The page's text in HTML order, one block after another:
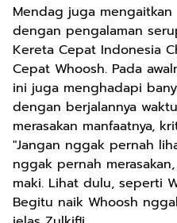
Mendag juga
dengan pengalaman
Kereta Cepat Indonesia
Cepat Whoosh. Pada
ini juga menghadapi
dengan berjalannya
merasakan manfaatnya,
"Jangan nggak pernah
nggak pernah
maki. Lihat dulu, seperti
Begitu naik Whoosh